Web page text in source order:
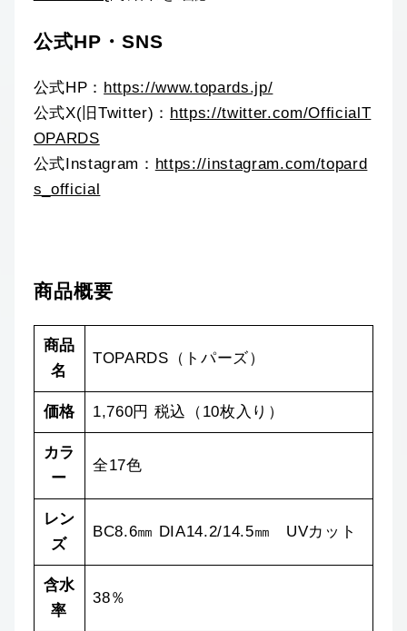
公式HP・SNS
公式HP： https://www.topards.jp/
公式X(旧Twitter)： https://twitter.com/OfficialT
OPARDS
公式Instagram： https://instagram.com/topard
s_official
商品概要
商品
名
TOPARDS（トパーズ）
価格 1,760円 税込（10枚入り）
カラ
ー
全17色
レン
ズ
BC8.6㎜ DIA14.2/14.5㎜ UVカット
含水
率
38％